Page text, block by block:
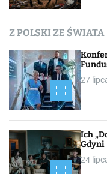
h
Z POLSKI ZE ŚWIATA
27
Ich
Gdyni
24